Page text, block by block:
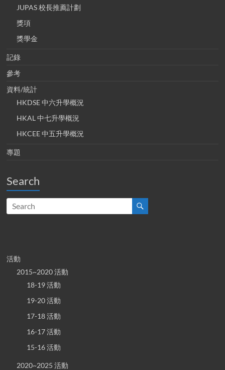
JUPAS 校長推薦計劃
獎項
獎學金
記錄
參考
資料/統計
HKDSE 中六升學概況
HKAL 中七升學概況
HKCEE 中五升學概況
專題
Search
活動
2015~2020 活動
18-19 活動
19-20 活動
17-18 活動
16-17 活動
15-16 活動
2020~2025 活動